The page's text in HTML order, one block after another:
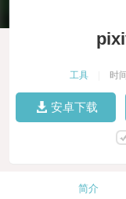
工具 时
安卓下载
简介